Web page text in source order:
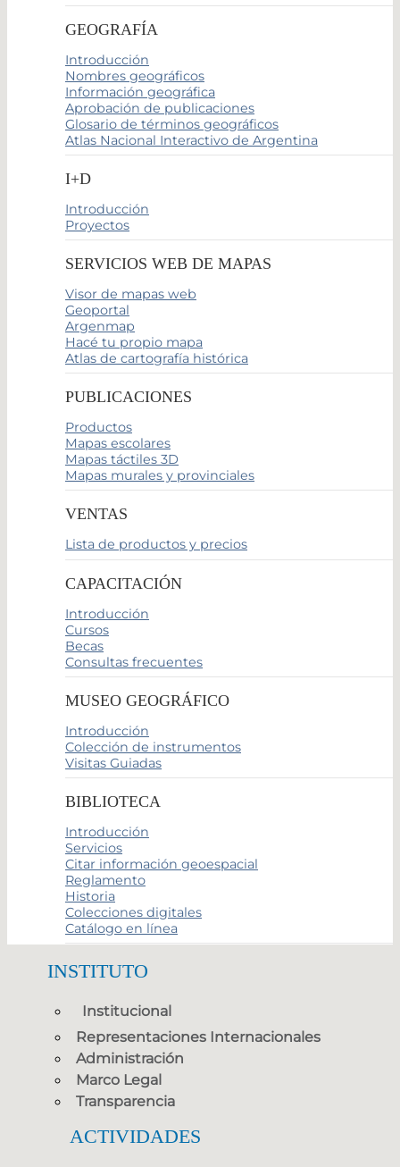
GEOGRAFÍA
Introducción
Nombres geográficos
Información geográfica
Aprobación de publicaciones
Glosario de términos geográficos
Atlas Nacional Interactivo de Argentina
I+D
Introducción
Proyectos
SERVICIOS WEB DE MAPAS
Visor de mapas web
Geoportal
Argenmap
Hacé tu propio mapa
Atlas de cartografía histórica
PUBLICACIONES
Productos
Mapas escolares
Mapas táctiles 3D
Mapas murales y provinciales
VENTAS
Lista de productos y precios
CAPACITACIÓN
Introducción
Cursos
Becas
Consultas frecuentes
MUSEO GEOGRÁFICO
Introducción
Colección de instrumentos
Visitas Guiadas
BIBLIOTECA
Introducción
Servicios
Citar información geoespacial
Reglamento
Historia
Colecciones digitales
Catálogo en línea
INSTITUTO
Institucional
Representaciones Internacionales
Administración
Marco Legal
Transparencia
ACTIVIDADES